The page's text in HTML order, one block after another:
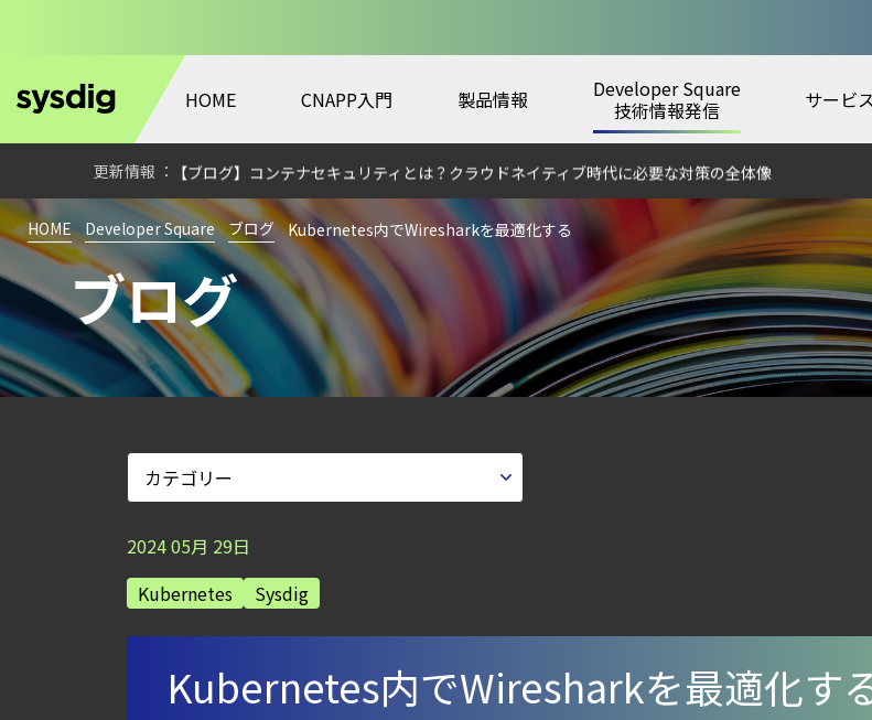
HOME CNAPP入門 製品情報
Developer Square
技術情報発信
サービ
【ブログ】サーバ・コンテナの統合セキュリティ強化 第4回： Sysdig・JP1・Illumio連携における
【ブログ】コンテナセキュリティとは？クラウドネイティブ時代に必要な対策の全体像
【お知らせ】ブログを更新しました
【ブログ】CWPP（Cloud Workload Protection Platform）とは？クラウドワークロードを守る最
【ブログ】CISO のための Headless Cloud Security ガイド
【ブログ】AIワークロードのコンテナセキュリティ｜LLM・GPU環境を守る新しい視点
【ブログ】AI が 2026 年に脅威の状況を根本から変えた 4 つの側面
【ブログ】CTEMとは何か｜攻撃者視点でクラウドの弱点を可視化する新しいセキュリティ戦略
【ブログ】CNAPP選定ガイド｜計画フェーズで失敗しない統合プラットフォームの選び方
【お知らせ】ブログを更新しました
【ブログ】CSPMとは？クラウド構成ミスを未然に防ぐSecurity Posture Managementの全体像
【ブログ】セキュリティブリーフィング：2026年6月
【ブログ】サーバ・コンテナの統合セキュリティ強化 第4回： Sysdig・JP1・Illumio連携における自
検知イベント取り扱いの課題と解消策
ブログ
HOME Developer Square ブログ Kubernetes内でWiresharkを最適化する
202405月 29日
Kubernetes
Sysdig
Kubernetes内でWiresharkを最適化す